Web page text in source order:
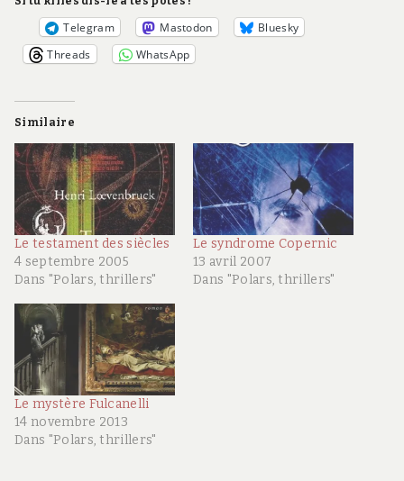
Telegram Mastodon
Bluesky
Threads
WhatsApp
Similaire
Le testament des siècles
4 septembre 2005
Dans "Polars, thrillers"
Le syndrome Copernic
13 avril 2007
Dans "Polars, thrillers"
Le mystère Fulcanelli
14 novembre 2013
Dans "Polars, thrillers"